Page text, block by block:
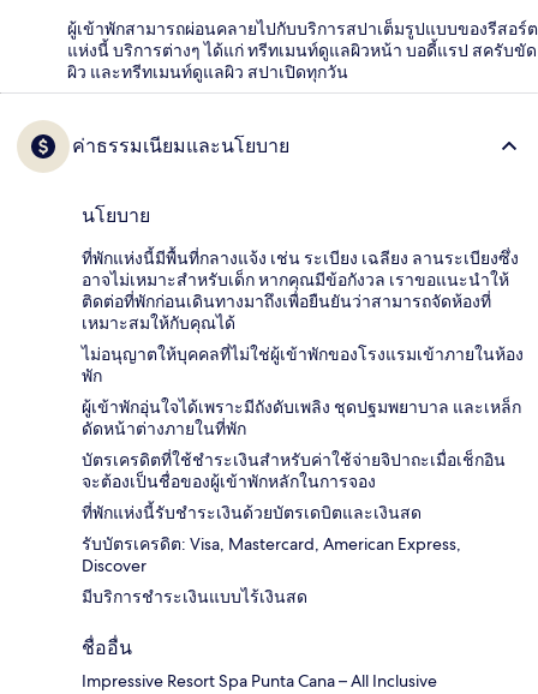
ผู้เข้าพักสามารถผ่อนคลายไปกับบริการสปาเต็มรูปแบบของรีสอร์ต
แห่งนี้ บริการต่างๆ ได้แก่ ทรีทเมนท์ดูแลผิวหน้า บอดี้แรป สครับขัด
ผิว และทรีทเมนท์ดูแลผิว สปาเปิดทุกวัน
ค่าธรรมเนียมและนโยบาย
นโยบาย
ที่พักแห่งนี้มีพื้นที่กลางแจ้ง เช่น ระเบียง เฉลียง ลานระเบียงซึ่ง
อาจไม่เหมาะสำหรับเด็ก หากคุณมีข้อกังวล เราขอแนะนำให้
ติดต่อที่พักก่อนเดินทางมาถึงเพื่อยืนยันว่าสามารถจัดห้องที่
เหมาะสมให้กับคุณได้
ไม่อนุญาตให้บุคคลที่ไม่ใช่ผู้เข้าพักของโรงแรมเข้าภายในห้อง
พัก
ผู้เข้าพักอุ่นใจได้เพราะมีถังดับเพลิง ชุดปฐมพยาบาล และเหล็ก
ดัดหน้าต่างภายในที่พัก
บัตรเครดิตที่ใช้ชำระเงินสำหรับค่าใช้จ่ายจิปาถะเมื่อเช็กอิน
จะต้องเป็นชื่อของผู้เข้าพักหลักในการจอง
ที่พักแห่งนี้รับชำระเงินด้วยบัตรเดบิตและเงินสด
รับบัตรเครดิต: Visa, Mastercard, American Express,
Discover
มีบริการชำระเงินแบบไร้เงินสด
ชื่ออื่น
Impressive Resort Spa Punta Cana – All Inclusive